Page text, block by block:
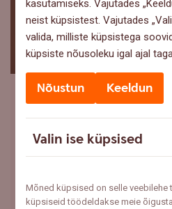
kasutamiseks. Vajutades
neist küpsistest. Vajutades
valida, milliste küpsistega
küpsiste nõusoleku igal ajal
Nõustun Keeldun
Valin ise küpsised
Mõned küpsised on selle veebilehe
küpsiseid töödeldakse meie
Ettevõtete analüüsid,
Balti börsi 2026.
ülevaade:
inflatsiooni suunas, kuid
kiirendas seda taas.